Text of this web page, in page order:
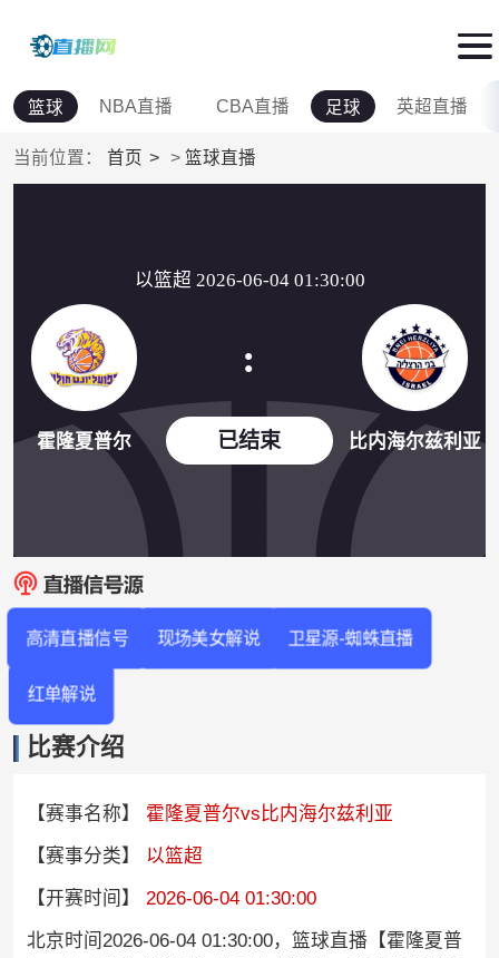
篮球 NBA直播 CBA直播 足球 英超直播
当前位置： 首页 > 篮球直播
以篮超 2026-06-04 01:30:00
霍隆夏普尔
:
已结束 比内海尔兹利亚
高清直播信号 现场美女解说 卫星源-蜘蛛直播
红单解说
比赛介绍
【赛事名称】
霍隆夏普尔vs比内海尔兹利亚
【赛事分类】
以篮超
【开赛时间】
2026-06-04 01:30:00
北京时间2026-06-04 01:30:00，篮球直播【霍隆夏普